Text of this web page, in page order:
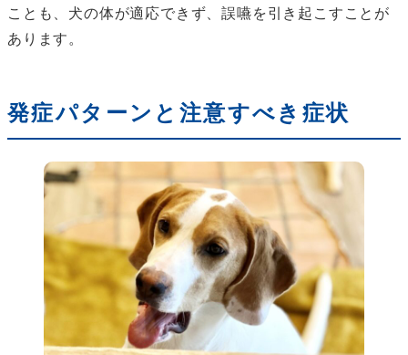
ことも、犬の体が適応できず、誤嚥を引き起こすことが
あります。
発症パターンと注意すべき症状